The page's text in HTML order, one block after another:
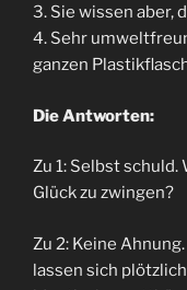
3. Sie wissen aber,
4. Sehr
ganzen
Die Antworten:
Zu 1: Selbst schuld.
Glück zu zwingen?
Zu 2: Keine
lassen sich